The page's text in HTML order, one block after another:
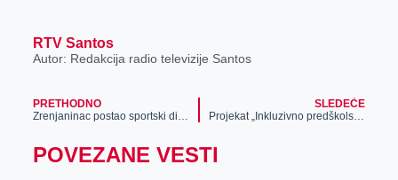
RTV Santos
Autor: Redakcija radio televizije Santos
PRETHODNO
Zrenjaninac postao sportski direktor Crvene zvezde!
SLEDEĆE
Projekat „Inkluzivno predškolsko vaspitanje i obrazovanje“ realizuje se u Zrenjaninu
POVEZANE VESTI